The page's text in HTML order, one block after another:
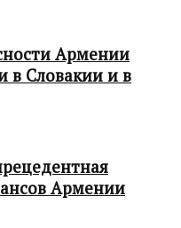
Армении
в Словакии и в
Армении